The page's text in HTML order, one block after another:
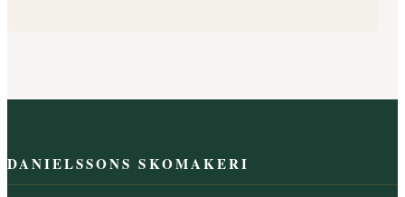
DANIELSSONS SKOMAKERI